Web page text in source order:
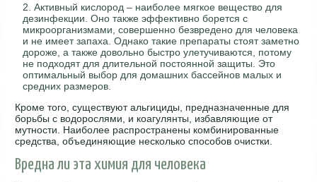
Активный кислород – наиболее мягкое вещество для
дезинфекции. Оно также эффективно борется с
микроорганизмами, совершенно безвредено для человека
и не имеет запаха. Однако такие препараты стоят заметно
дороже, а также довольно быстро улетучиваются, потому
не подходят для длительной постоянной защиты. Это
оптимальный выбор для домашних бассейнов малых и
средних размеров.
Кроме того, существуют альгициды, предназначенные для
борьбы с водорослями, и коагулянты, избавляющие от
мутности. Наиболее распространены комбинированные
средства, объединяющие несколько способов очистки.
Вредна ли эта химия для человека